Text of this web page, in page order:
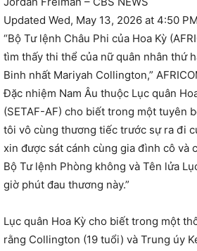
Updated Wed, May 13, 2026 at 4:50
“Bộ Tư lệnh Châu Phi của Hoa Kỳ
tìm thấy thi thể của nữ quân nhân thứ
Binh nhất Mariyah Collington,”
Đặc nhiệm Nam Âu thuộc Lục quân
(SETAF-AF) cho biết trong một tuyên
tôi vô cùng thương tiếc trước sự ra đi
xin được sát cánh cùng gia đình cô và
Bộ Tư lệnh Phòng không và Tên lửa
giờ phút đau thương này.”
Lục quân Hoa Kỳ cho biết trong một
rằng Collington (19 tuổi) và Trung úy